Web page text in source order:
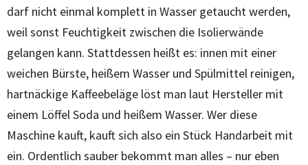
darf nicht einmal komplett in Wasser getaucht werden,
weil sonst Feuchtigkeit zwischen die Isolierwände
gelangen kann. Stattdessen heißt es: innen mit einer
weichen Bürste, heißem Wasser und Spülmittel reinigen,
hartnäckige Kaffeebeläge löst man laut Hersteller mit
einem Löffel Soda und heißem Wasser. Wer diese
Maschine kauft, kauft sich also ein Stück Handarbeit mit
ein. Ordentlich sauber bekommt man alles – nur eben